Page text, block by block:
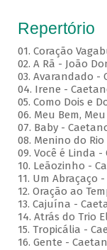
Repertório
01. Coração
02. A Rã - João
03. Avarandado -
04. Irene -
05. Como Dois e
06. Meu Bem,
07. Baby -
08. Menino do
09. Você é Linda
10. Leãozinho -
11. Um Abraçaço
12. Oração ao
13. Cajuína -
14. Atrás do Trio
15. Tropicália -
16. Gente -